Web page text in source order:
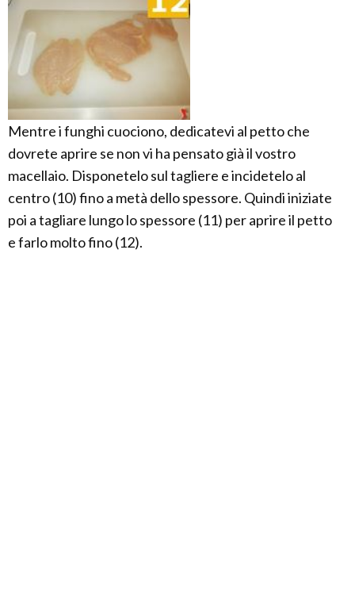
Mentre i funghi cuociono, dedicatevi al petto che
dovrete aprire se non vi ha pensato già il vostro
macellaio. Disponetelo sul tagliere e incidetelo al
centro (10) fino a metà dello spessore. Quindi iniziate
poi a tagliare lungo lo spessore (11) per aprire il petto
e farlo molto fino (12).